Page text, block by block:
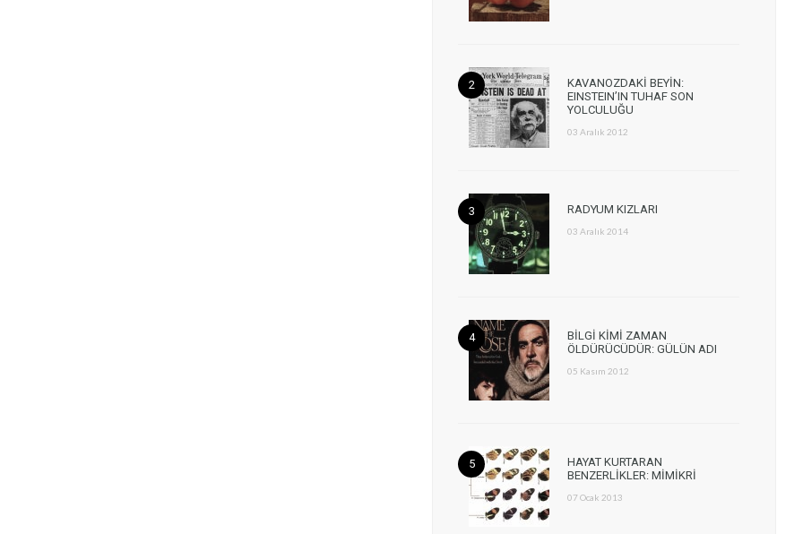
KAVANOZDAKİ BEYİN:
EINSTEIN’IN TUHAF SON
YOLCULUĞU
03 Aralık 2012
RADYUM KIZLARI
03 Aralık 2014
BİLGİ KİMİ ZAMAN
ÖLDÜRÜCÜDÜR: GÜLÜN ADI
05 Kasım 2012
HAYAT KURTARAN
BENZERLİKLER: MİMİKRİ
07 Ocak 2013